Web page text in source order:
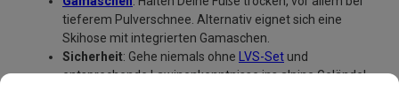
tieferem Pulverschnee. Alternativ eignet sich eine
Skihose mit integrierten Gamaschen.
Sicherheit: Gehe niemals ohne LVS-Set und
entsprechende Lawinenkenntnisse ins alpine Gelände!